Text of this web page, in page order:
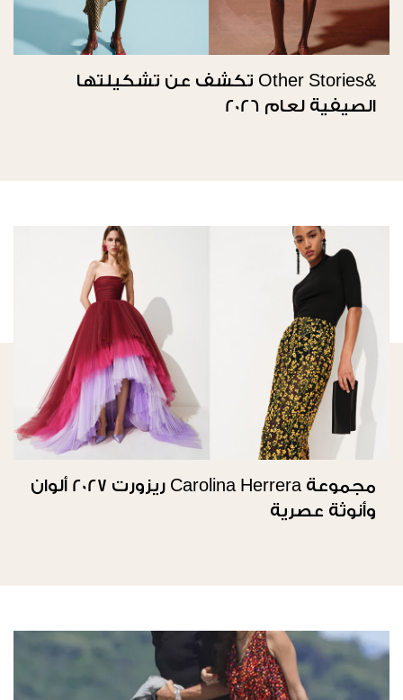
&Other Stories تكشف عن تشكيلتها
الصيفية لعام 2026
مجموعة Carolina Herrera ريزورت 2027 ألوان
وأنوثة عصرية